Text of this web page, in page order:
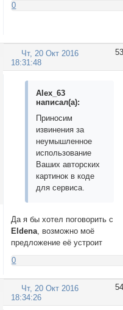
text text text
text text text
</div>
</div></td>
        <td>
<div
<div class="image
<p>text text
text text text
text text text
text text text
text text text
text text text
text text text
text text text
</div>
<img
</div></td>
0
53
Чт, 20 Окт 2016
18:31:48
Alex_63
написал(а):
Приносим
извинения за
неумышленное
использование
Ваших авторских
картинок в коде
для сервиса.
Да я бы хотел поговорить с
Eldena , возможно моё
предложение её устроит
0
54
Чт, 20 Окт 2016
18:34:26